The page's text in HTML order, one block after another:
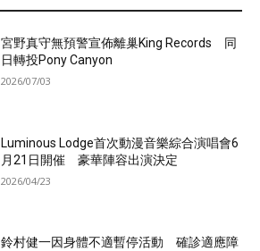
宮野真守無預警宣佈離巢King Records 同
日轉投Pony Canyon
2026/07/03
Luminous Lodge首次動漫音樂綜合演唱會6
月21日開催 豪華陣容出演決定
2026/04/23
鈴村健一因身體不適暫停活動 確診適應障